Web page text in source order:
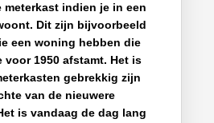
meterkast indien je in een
Dit zijn bijvoorbeeld
een woning hebben die
voor 1950 afstamt. Het is
gebrekkig zijn
van de nieuwere
is vandaag de dag lang